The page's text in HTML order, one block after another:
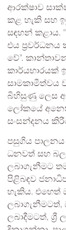
ආරක්ෂාව
කළ හැකි සහ
සඳහන් කළාය.
එය ප්‍රවර්ධනය
වේ”.
කාර්යභාරයක්
සාමකාමීත්වය
බිහිසුණු ලෙස
ලෝකයේ
සංසන්දනය
පසුගිය
ධනවත් සහ
ලබාගැනීමට
පිළිබඳව
හැකිය.
ලබාගැනීමටත්,
ලබාදීමටත්, ශ්‍රී